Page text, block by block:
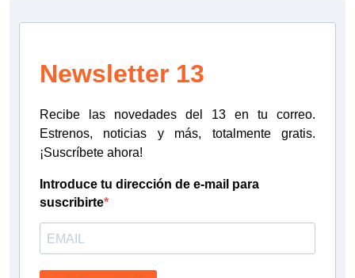
Newsletter 13
Recibe las novedades del 13 en tu correo.
Estrenos, noticias y más, totalmente gratis.
¡Suscríbete ahora!
Introduce tu dirección de e-mail para
suscribirte